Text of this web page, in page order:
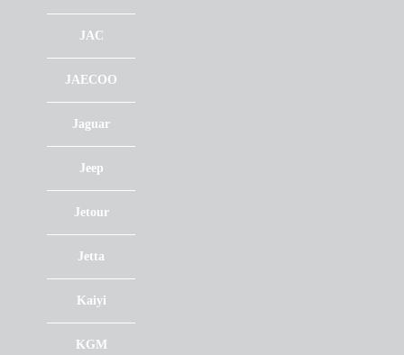
JAC
JAECOO
Jaguar
Jeep
Jetour
Jetta
Kaiyi
KGM